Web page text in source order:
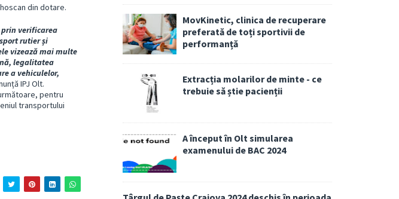
din dotare.
prin verificarea
rutier și
vizează mai multe
legalitatea
a vehiculelor,
IPJ Olt.
pentru
transportului
MovKinetic, clinica de recuperare
preferată de toți sportivii de
performanță
Extracția molarilor de minte - ce
trebuie să știe pacienții
A început în Olt simularea
examenului de BAC 2024